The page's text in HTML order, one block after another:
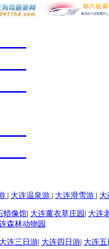
| 大连温泉游 | 大连滑雪游 |
蜡像馆| 大连薰衣草庄园 | 大连
森林动物园
大连三日游| 大连四日游| 大连五